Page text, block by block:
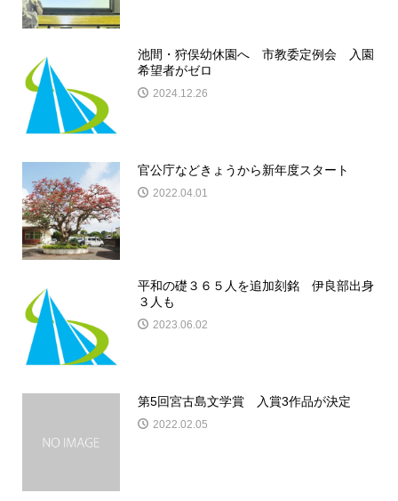
池間・狩俣幼休園へ 市教委定例会 入園
希望者がゼロ
2024.12.26
官公庁などきょうから新年度スタート
2022.04.01
平和の礎３６５人を追加刻銘 伊良部出身
３人も
2023.06.02
第5回宮古島文学賞 入賞3作品が決定
2022.02.05